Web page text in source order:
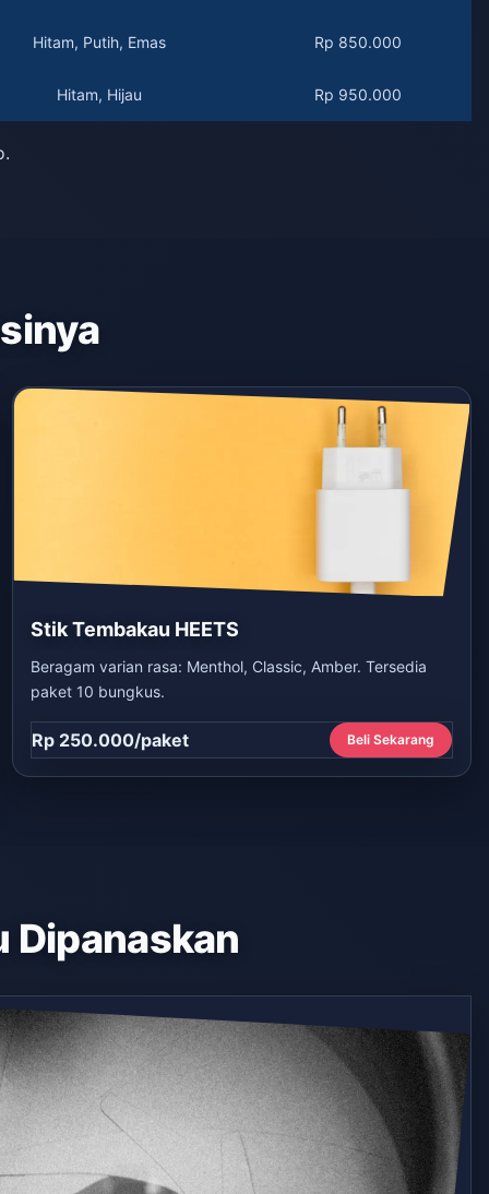
Hitam, Putih, Emas Rp 850.000
Hitam, Hijau Rp 950.000
Stik Tembakau HEETS
Beragam varian rasa: Menthol, Classic, Amber. Tersedia
paket 10 bungkus.
Rp 250.000/paket Beli Sekarang
Dipanaskan